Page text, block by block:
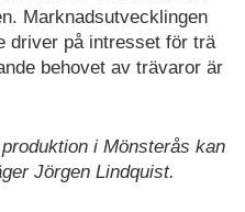
Marknadsutvecklingen
driver på intresset för trä
behovet av trävaror är
i Mönsterås kan
Jörgen Lindquist.